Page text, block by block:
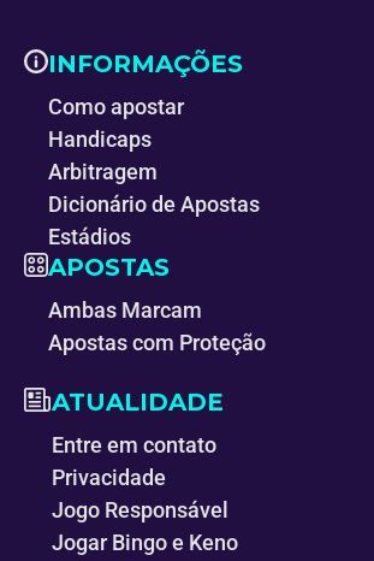
INFORMAÇÕES
Como apostar
Handicaps
Arbitragem
Dicionário de Apostas
Estádios
APOSTAS
Ambas Marcam
Apostas com Proteção
ATUALIDADE
Entre em contato
Privacidade
Jogo Responsável
Jogar Bingo e Keno